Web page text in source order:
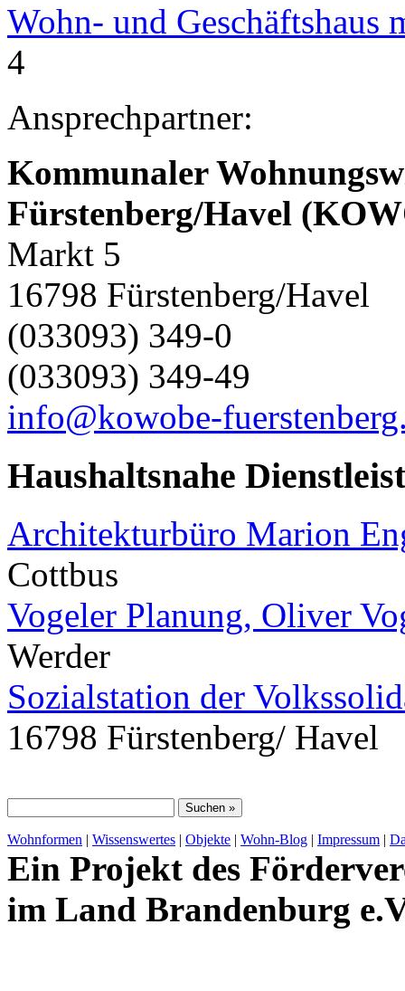
Wohn- und
4
Ansprechpartner:
Kommunaler
Fürstenberg/Havel
Markt 5
16798 Fürstenberg/Havel
(033093) 349-0
(033093) 349-49
info@kowobe-
Haushaltsnahe
Architekturbüro Marion
Cottbus
Vogeler Planung, Oliver
Werder
Sozialstation der
16798 Fürstenberg/ Havel
Wohnformen | Wissenswertes | Objekte | Wohn-Blog | Impressum |
Ein Projekt des
im Land Brandenburg